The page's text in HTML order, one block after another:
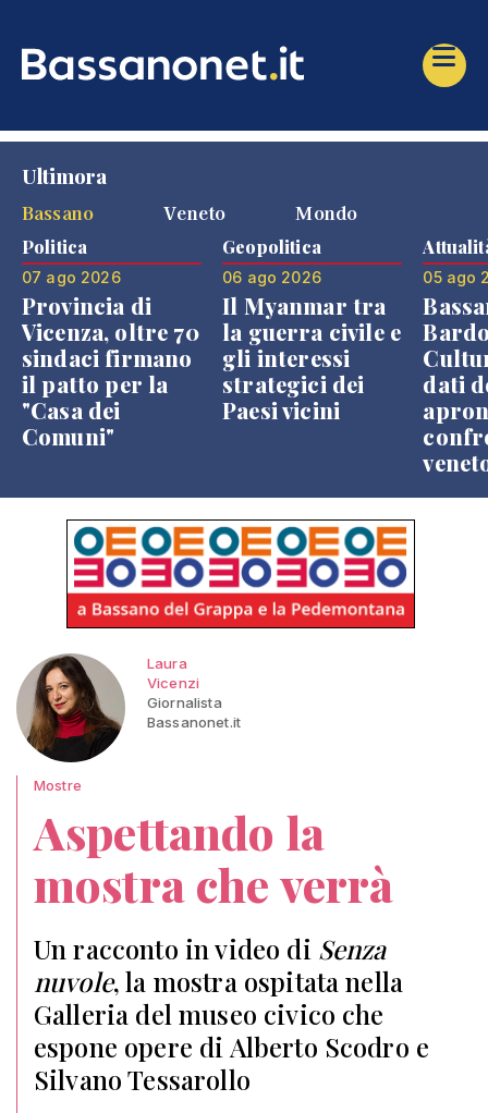
Ultimora
Bassano
Veneto Mondo
Politica
07 ago 2026
Provincia di
Vicenza, oltre 70
sindaci firmano
il patto per la
"Casa dei
Comuni"
Geopolitica
06 ago 2026
Il Myanmar tra
la guerra civile e
gli interessi
strategici dei
Paesi vicini
05 ago
dati
Laura
Vicenzi
Giornalista
Bassanonet.it
Mostre
Aspettando la
mostra che verrà
Un racconto in video di Senza
nuvole, la mostra ospitata nella
Galleria del museo civico che
espone opere di Alberto Scodro e
Silvano Tessarollo